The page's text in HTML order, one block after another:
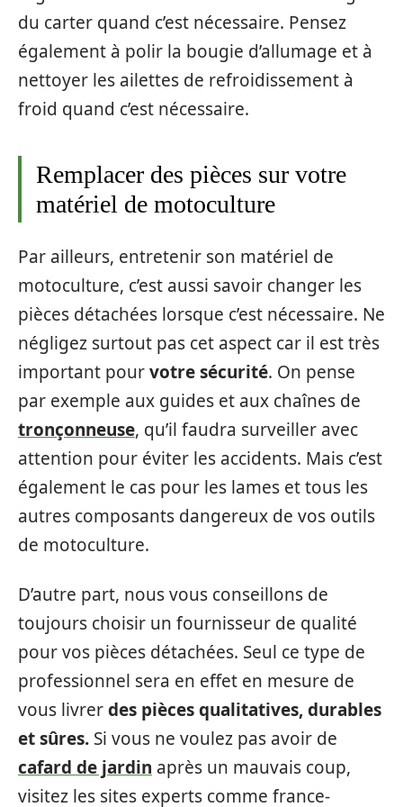
du carter quand c’est nécessaire. Pensez
également à polir la bougie d’allumage et à
nettoyer les ailettes de refroidissement à
froid quand c’est nécessaire.
Remplacer des pièces sur votre
matériel de motoculture
Par ailleurs, entretenir son matériel de
motoculture, c’est aussi savoir changer les
pièces détachées lorsque c’est nécessaire. Ne
négligez surtout pas cet aspect car il est très
important pourvotre sécurité. On pense
par exemple aux guides et aux chaînes de
tronçonneuse, qu’il faudra surveiller avec
attention pour éviter les accidents. Mais c’est
également le cas pour les lames et tous les
autres composants dangereux de vos outils
de motoculture.
D’autre part, nous vous conseillons de
toujours choisir un fournisseur de qualité
pour vos pièces détachées. Seul ce type de
professionnel sera en effet en mesure de
vous livrerdes pièces qualitatives, durables
et sûres. Si vous ne voulez pas avoir de
cafard de jardin après un mauvais coup,
visitez les sites experts comme france-